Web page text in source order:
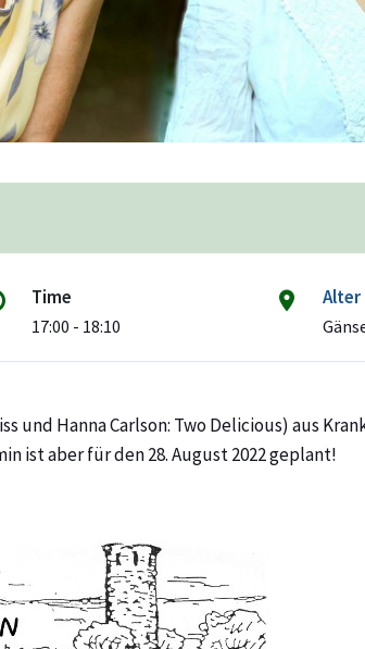
Time
17:00 - 18:10
Alter
und Hanna Carlson: Two Delicious) aus
ist aber für den 28. August 2022 geplant!